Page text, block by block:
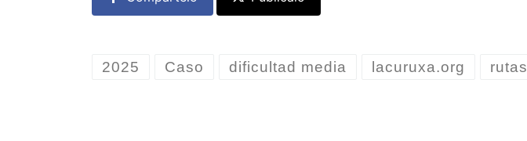
2025 Caso dificultad media lacuruxa.org rutas